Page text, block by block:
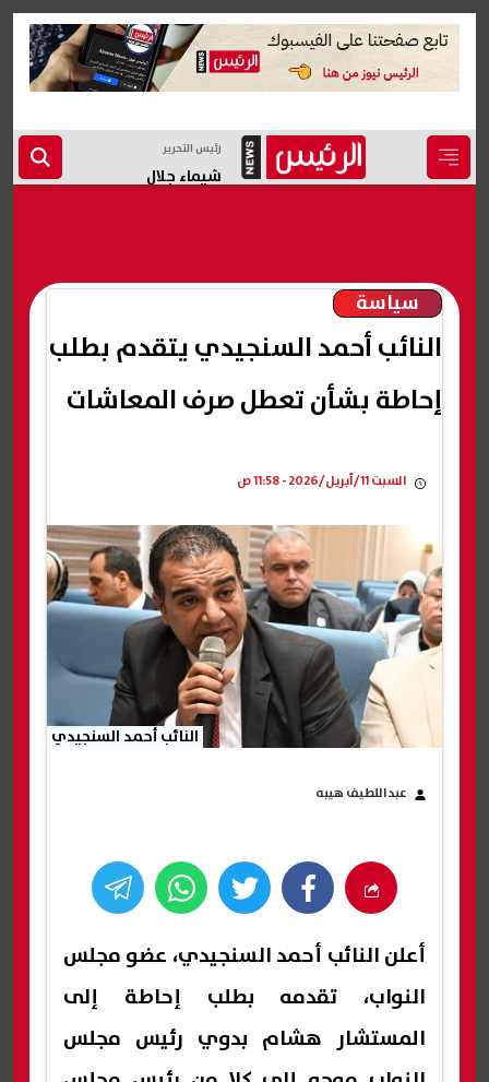
رئيس التحرير
شيماء جلال
سياسة
النائب أحمد السنجيدي يتقدم بطلب
إحاطة بشأن تعطل صرف المعاشات
السبت 11/أبريل/2026 - 11:58 ص
النائب أحمد السنجيدي
عبداللطيف هيبه
أعلن النائب أحمد السنجيدي، عضو مجلس
النواب، تقدمه بطلب إحاطة إلى
المستشار هشام بدوي رئيس مجلس